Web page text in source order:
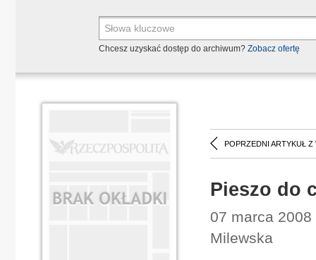
Chcesz uzyskać dostęp do archiwum? Zobacz ofertę
POPRZEDNI ARTYKUŁ Z
Pieszo do
07 marca
Milewska